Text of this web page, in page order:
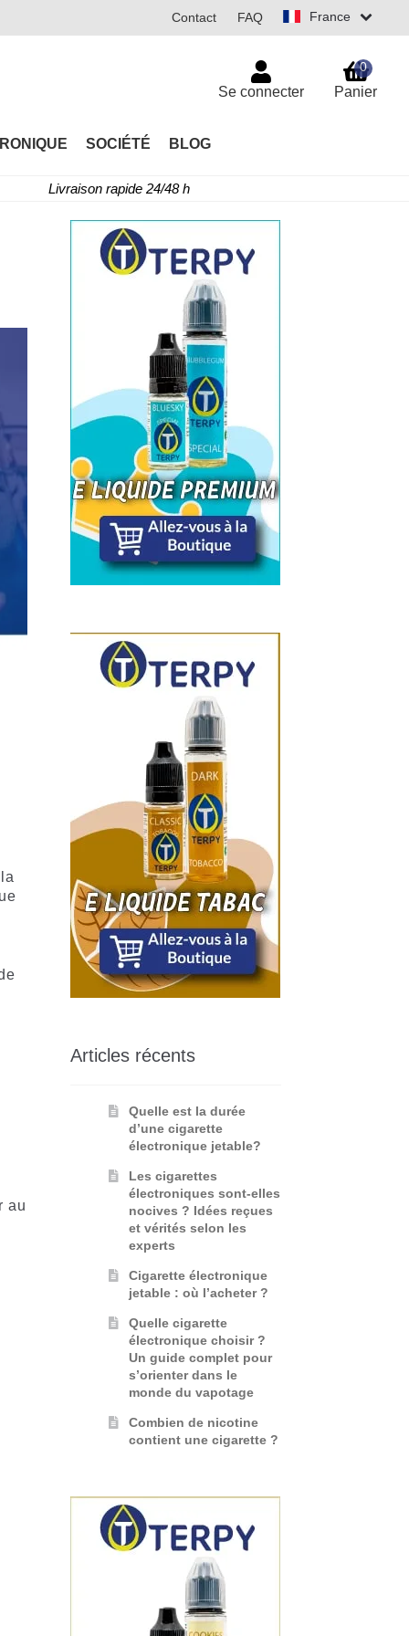
France
Contact FAQ
SOCIÉTÉ BLOG
Se connecter Panier
0
Livraison rapide 24/48 h
au
Articles récents
Quelle est la durée
d’une cigarette
électronique jetable?
Les cigarettes
électroniques sont-elles
nocives ? Idées reçues
et vérités selon les
experts
Cigarette électronique
jetable : où l’acheter ?
Quelle cigarette
électronique choisir ?
Un guide complet pour
s’orienter dans le
monde du vapotage
Combien de nicotine
contient une cigarette ?